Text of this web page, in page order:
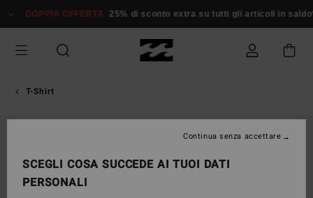
alle
prodotto
DOPPIA OFFERTA 25% di sconto extra su tutti gli articoli in saldo*
T-Shirt
SCEGLI COSA SUCCEDE AI TUOI DATI
PERSONALI
Continua senza accettare